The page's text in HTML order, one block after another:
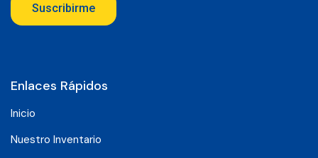
Suscribirme
Enlaces Rápidos
Inicio
Nuestro Inventario